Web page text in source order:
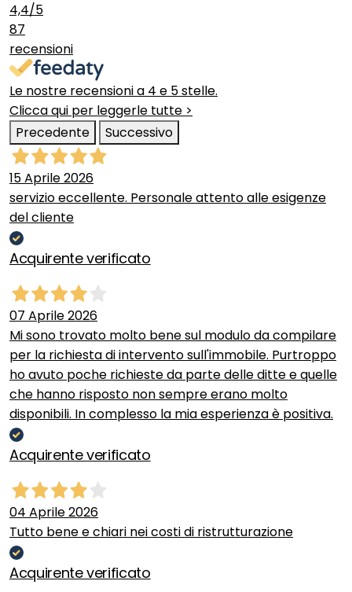
4,4/5
87
recensioni
Le nostre recensioni a 4 e 5 stelle.
Clicca qui per leggerle tutte >
Precedente
Successivo
15 Aprile 2026
servizio eccellente. Personale attento alle esigenze
del cliente
Acquirente verificato
07 Aprile 2026
Mi sono trovato molto bene sul modulo da compilare
per la richiesta di intervento sull'immobile. Purtroppo
ho avuto poche richieste da parte delle ditte e quelle
che hanno risposto non sempre erano molto
disponibili. In complesso la mia esperienza è positiva.
Acquirente verificato
04 Aprile 2026
Tutto bene e chiari nei costi di ristrutturazione
Acquirente verificato